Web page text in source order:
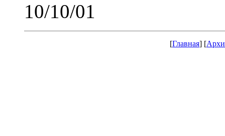
10/10/01
[Главная] [